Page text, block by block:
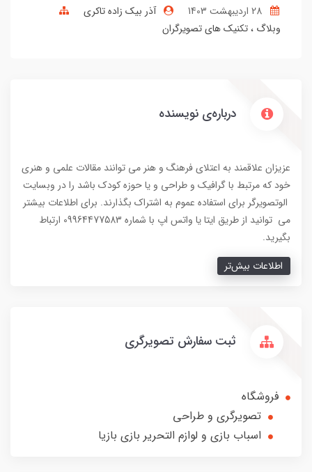
آذر بیک زاده تاکری
وبلاگ تکنیک های تصویرگران
درباره‌ی نویسنده
عزیزان علاقمند به اعتلای فرهنگ و هنر می توانند مقالات علمی و هنری
خود که مرتبط با گرافیک و طراحی و یا حوزه کودک باشد را در وبسایت
الوتصویرگر برای استفاده عموم به اشتراک بگذارند. برای اطلاعات بیشتر
می توانید از طریق ایتا یا واتس اپ با شماره 09964477583 ارتباط
بگیرید.
اطلاعات بیش‌تر
ثبت سفارش تصویرگری
فروشگاه
تصویرگری و طراحی
اسباب بازی و لوازم التحریر بازی بازیا